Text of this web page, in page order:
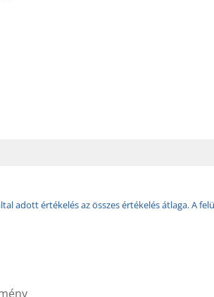
adott értékelés az összes értékelés átlaga. A